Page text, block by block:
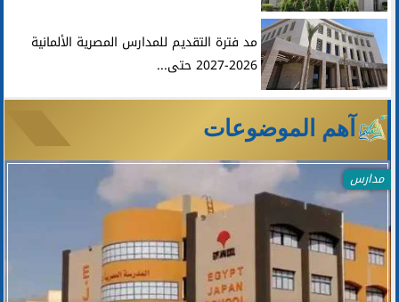
مد فترة التقديم للمدارس المصرية الألمانية
2026-2027 حتى...
آهم الموضوعات
مدارس